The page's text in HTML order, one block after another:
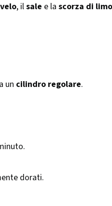
, ilsale e la scorza di
un cilindro regolare.
dorati.